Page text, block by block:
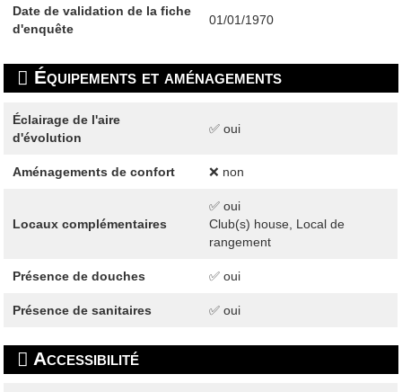
Date de validation de la fiche
d'enquête
01/01/1970
Équipements et aménagements
Éclairage de l'aire
d'évolution
✅ oui
Aménagements de confort ❌ non
Locaux complémentaires
✅ oui
Club(s) house, Local de
rangement
Présence de douches ✅ oui
Présence de sanitaires ✅ oui
Accessibilité